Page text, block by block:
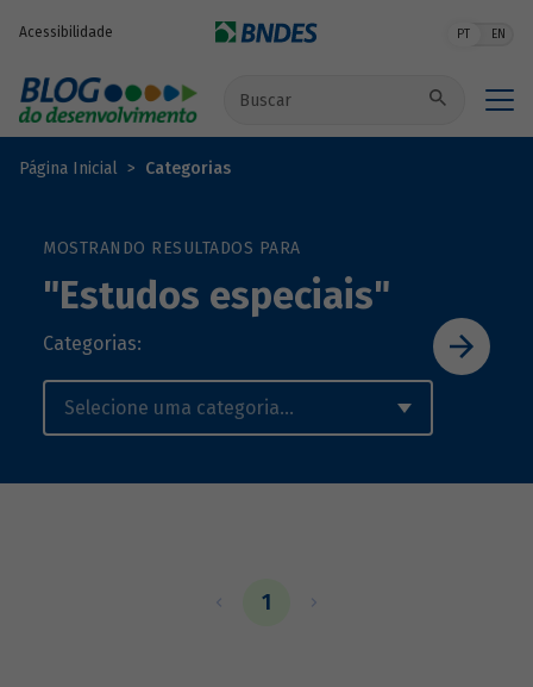
Acessibilidade PT EN
Buscar no site
Página Inicial Categorias
MOSTRANDO RESULTADOS PARA
"Estudos especiais"
Categorias:
1